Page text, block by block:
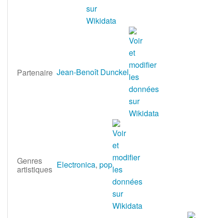
Partenaire Jean-Benoît Dunckel
Genres
artistiques Electronica, pop